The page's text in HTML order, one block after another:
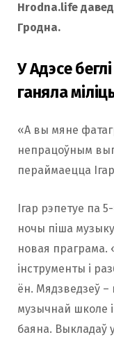
Hrodna.life
Гродна.
У Адэсе
ганяла
«А вы мяне
непрацоўным
пераймаецца
Ігар рэпетуе па
ночы піша
новая праграма.
інструменты і
ён. Мядзведзеў
музычнай школе
баяна. Выкладаў